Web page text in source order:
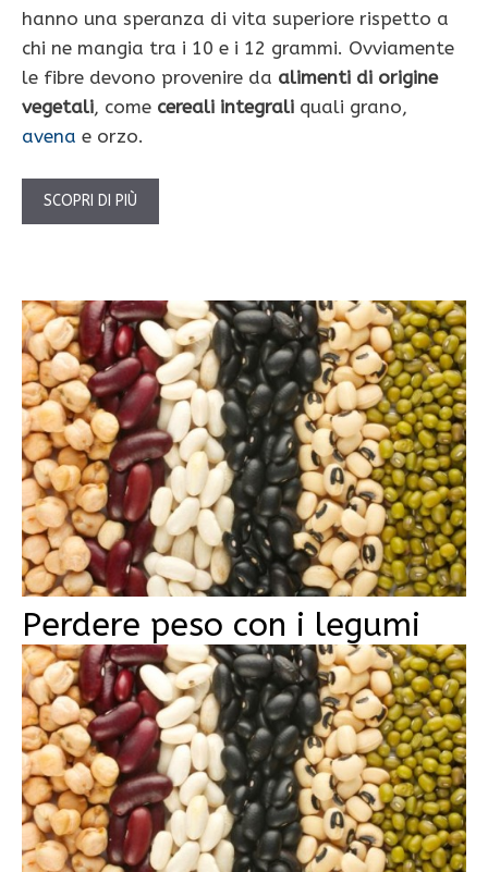
hanno una speranza di vita superiore rispetto a
chi ne mangia tra i 10 e i 12 grammi. Ovviamente
le fibre devono provenire da alimenti di origine
vegetali, come cereali integrali quali grano,
avena e orzo.
SCOPRI DI PIÙ
Perdere peso con i legumi